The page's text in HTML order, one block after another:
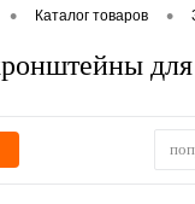
• Каталог товаров •